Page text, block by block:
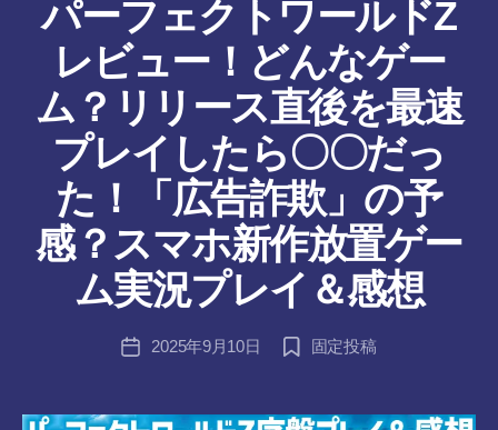
系
VTuber
さ
む
げ
た
ん
ゴ
リ
ー
パーフェクトワールドZ
レビュー！どんなゲー
ム？リリース直後を最速
プレイしたら〇〇だっ
た！「広告詐欺」の予
感？スマホ新作放置ゲー
ム実況プレイ＆感想
投
稿
作
成
者
a
8-
投
2025年9月10日 固定投稿